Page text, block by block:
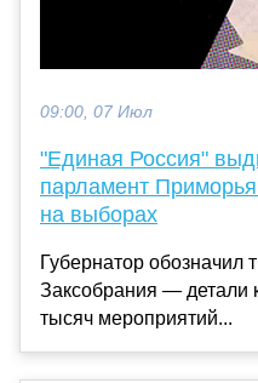
09:00, 07 Июл
"Единая Россия"
парламент
на выборах
Губернатор обозначил
Заксобрания — детали
тысяч мероприятий...